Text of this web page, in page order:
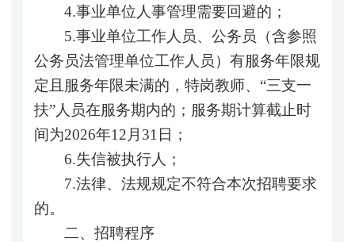
4.事业单位人事管理需要回避的；
5.事业单位工作人员、公务员（含参照
公务员法管理单位工作人员）有服务年限规
定且服务年限未满的，特岗教师、“三支一
扶”人员在服务期内的；服务期计算截止时
间为2026年12月31日；
6.失信被执行人；
7.法律、法规规定不符合本次招聘要求
的。
二、招聘程序